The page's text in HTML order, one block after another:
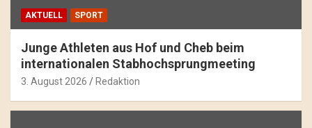
AKTUELL SPORT
Junge Athleten aus Hof und Cheb beim
internationalen Stabhochsprungmeeting
3. August 2026 Redaktion